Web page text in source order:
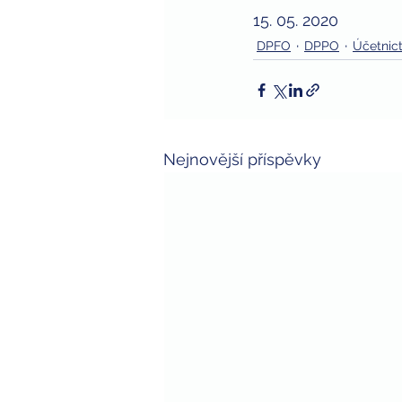
15. 05. 2020
DPFO DPPO
Nejnovější příspěvky